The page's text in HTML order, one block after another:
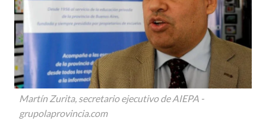
Martín Zurita, secretario ejecutivo de AIEPA -
grupolaprovincia.com